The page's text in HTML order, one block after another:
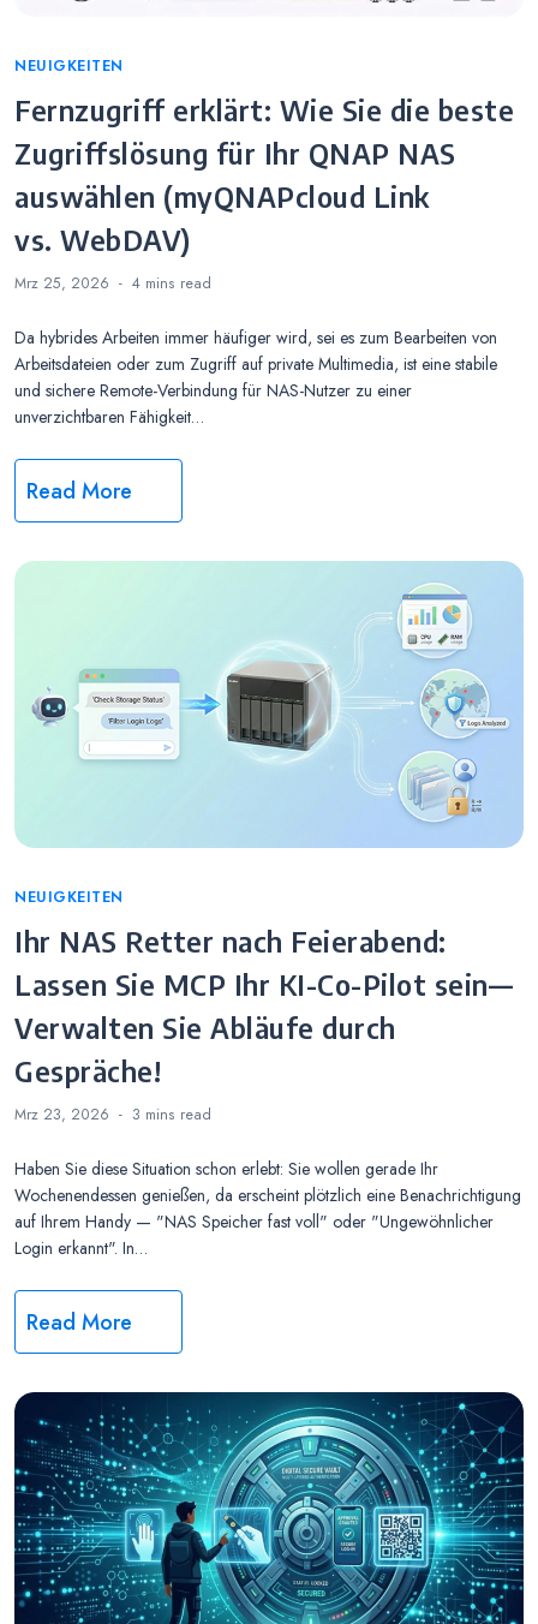
Categories
NEUIGKEITEN
Fernzugriff erklärt: Wie Sie die beste
Zugriffslösung für Ihr QNAP NAS
auswählen (myQNAPcloud Link
vs. WebDAV)
Mrz 25, 2026 4 mins read
Da hybrides Arbeiten immer häufiger wird, sei es zum Bearbeiten von
Arbeitsdateien oder zum Zugriff auf private Multimedia, ist eine stabile
und sichere Remote-Verbindung für NAS-Nutzer zu einer
unverzichtbaren Fähigkeit…
Read More
Categories
NEUIGKEITEN
Ihr NAS Retter nach Feierabend:
Lassen Sie MCP Ihr KI-Co-Pilot sein—
Verwalten Sie Abläufe durch
Gespräche!
Mrz 23, 2026 3 mins read
Haben Sie diese Situation schon erlebt: Sie wollen gerade Ihr
Wochenendessen genießen, da erscheint plötzlich eine Benachrichtigung
auf Ihrem Handy — "NAS Speicher fast voll" oder "Ungewöhnlicher
Login erkannt". In…
Read More